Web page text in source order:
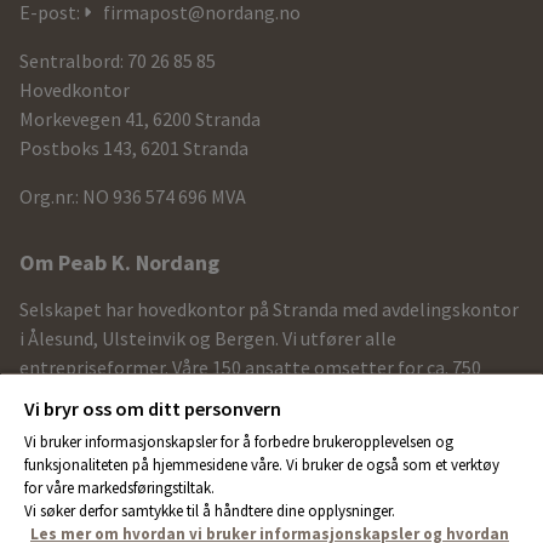
og
kontaktdetaljer
E-post:
firmapost@nordang.no
Sentralbord: 70 26 85 85
Hovedkontor
Morkevegen 41, 6200 Stranda
Postboks 143, 6201 Stranda
Org.nr.: NO 936 574 696 MVA
Om Peab K. Nordang
Selskapet har hovedkontor på Stranda med avdelingskontor
i Ålesund, Ulsteinvik og Bergen. Vi utfører alle
entrepriseformer. Våre 150 ansatte omsetter for ca. 750
MNOK årlig.
Aktuelle linker
Sentral godkjenning
Vi bryr oss om ditt personvern
Vi bruker informasjonskapsler for å forbedre brukeropplevelsen og
funksjonaliteten på hjemmesidene våre. Vi bruker de også som et verktøy
for våre markedsføringstiltak.
Vi søker derfor samtykke til å håndtere dine opplysninger.
Les mer om hvordan vi bruker informasjonskapsler og hvordan